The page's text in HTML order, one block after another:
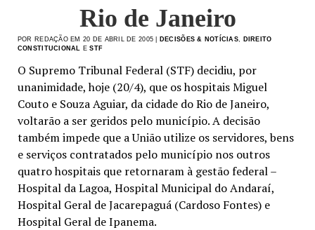
Rio de Janeiro
POR REDAÇÃO EM 20 DE ABRIL DE 2005 | DECISÕES & NOTÍCIAS
DIREITO
CONSTITUCIONAL
ESTF
O Supremo Tribunal Federal (STF) decidiu, por
unanimidade, hoje (20/4), que os hospitais Miguel
Couto e Souza Aguiar, da cidade do Rio de Janeiro,
voltarão a ser geridos pelo município. A decisão
também impede que a União utilize os servidores, bens
e serviços contratados pelo município nos outros
quatro hospitais que retornaram à gestão federal –
Hospital da Lagoa, Hospital Municipal do Andaraí,
Hospital Geral de Jacarepaguá (Cardoso Fontes) e
Hospital Geral de Ipanema.